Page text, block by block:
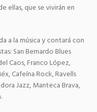
ellas, que se vivirán en
a la música y contará con
San Bernardo Blues
Caos, Franco López,
Cafeína Rock, Ravells
Jazz, Manteca Brava,